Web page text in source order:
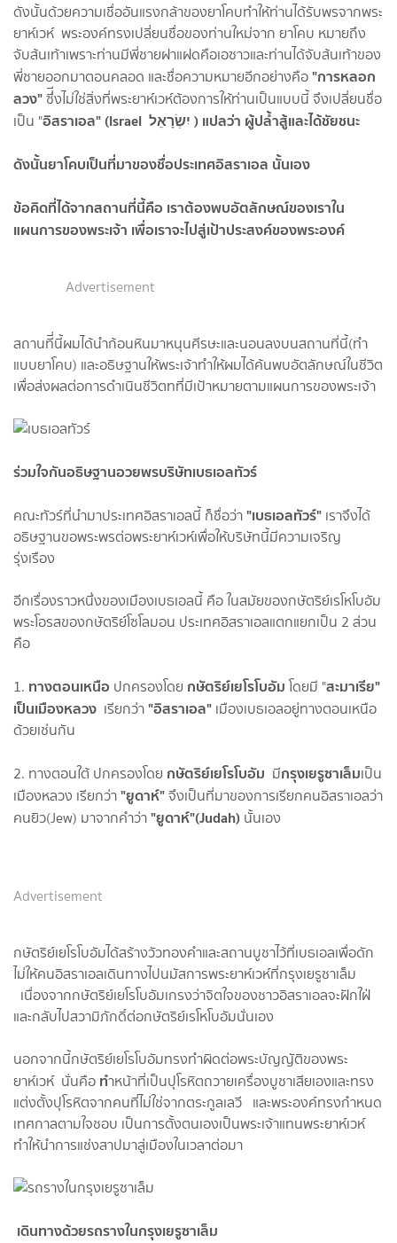
ดังนั้นด้วยความเชื่ออันแรงกล้าของยาโคบทำให้ท่านได้รับพรจากพระ
ยาห์เวห์ พระองค์ทรงเปลี่ยนชื่อของท่านใหม่จาก ยาโคบ หมายถึง
จับส้นเท้าเพราะท่านมีพี่ชายฝาแฝดคือเอซาวและท่านได้จับส้นเท้าของ
พี่ชายออกมาตอนคลอด และชื่อความหมายอีกอย่างคือ"การหลอก
ลวง"ซึ่ีงไม่ใช่สิ่งที่พระยาห์เวห์ต้องการให้ท่านเป็นแบบนี้ จึงเปลี่ยนชื่อ
เป็น "
อิสราเอล" (Israel יִשְׂרָאֵל ) แปลว่า ผู้ปล้ำสู้และได้ชัยชนะ
ดังนั้นยาโคบเป็นที่มาของชื่อประเทศอิสราเอล นั้นเอง
ข้อคิดที่ได้จากสถานที่นี้คือ เราต้องพบอัตลักษณ์ของเราใน
แผนการของพระเจ้า เพื่อเราจะไปสู่เป้าประสงค์ของพระองค์
Advertisement
สถานทีี่นี้ผมได้นำก้อนหินมาหนุนศีรษะและนอนลงบนสถานที่นี้(ทำ
แบบยาโคบ) และอธิษฐานให้พระเจ้าทำให้ผมได้ค้นพบอัตลักษณ์ในชีวิต
เพื่อส่งผลต่อการดำเนินชีวิตทที่มีเป้าหมายตามแผนการของพระเจ้า
ร่วมใจกันอธิษฐานอวยพรบริษัทเบธเอลทัวร์
คณะทัวร์ที่นำมาประเทศอิสราเอลนี้ ก็ชื่อว่า"เบธเอลทัวร์" เราจึงได้
อธิษฐานขอพระพรต่อพระยาห์เวห์เพื่อให้บริษัทนี้มีความเจริญ
รุ่งเรือง
อีกเรื่องราวหนึ่งของเมืองเบธเอลนี้ คือ ในสมัยของกษัตริย์เรโหโบอัม
พระโอรสของกษัตริย์โซโลมอน ประเทศอิสราเอลแตกแยกเป็น 2 ส่วน
คือ
1. ทางตอนเหนือ ปกครองโดย กษัตริย์เยโรโบอัม โดยมี "สะมาเรีย"
เป็นเมืองหลวง เรียกว่า"อิสราเอล" เมืองเบธเอลอยู่ทางตอนเหนือ
ด้วยเช่นกัน
2. ทางตอนใต้ ปกครองโดย กษัตริย์เยโรโบอัม มีกรุงเยรูซาเล็มเป็น
เมืองหลวง เรียกว่า"ยูดาห์"จึงเป็นที่มาของการเรียกคนอิสราเอลว่า
คนยิว(Jew) มาจากคำว่า"ยูดาห์"(Judah) นั้นเอง
Advertisement
กษัตริย์เยโรโบอัมได้สร้างวัวทองคำและสถานบูชาไว้ที่เบธเอลเพื่อดัก
ไม่ให้คนอิสราเอลเดินทางไปนมัสการพระยาห์เวห์ที่กรุงเยรูซาเล็ม
เนื่องจากกษัตริย์เยโรโบอัมเกรงว่าจิตใจของชาวอิสราเอลจะฝักใฝ่
และกลับไปสวามิภักดิ์ต่อกษัตริย์เรโหโบอัมนั่นเอง
นอกจากนี้กษัตริย์เยโรโบอัมทรงทำผิดต่อพระบัญญัติของพระ
ยาห์เวห์ นั่นคือ ทําหน้าที่เป็นปุโรหิตถวายเครื่องบูชาเสียเองและทรง
แต่งตั้งปุโรหิตจากคนที่ไม่ใช่จากตระกูลเลวี และพระองค์ทรงกําหนด
เทศกาลตามใจชอบ เป็นการตั้งตนเองเป็นพระเจ้าแทนพระยาห์เวห์
ทำให้นำการแช่งสาปมาสู่เมืองในเวลาต่อมา
เดินทางด้วยรถรางในกรุงเยรูซาเล็ม